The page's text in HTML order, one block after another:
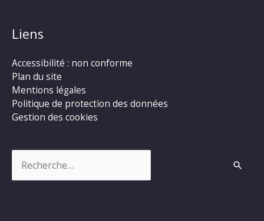
Liens
Accessibilité : non conforme
Plan du site
Mentions légales
Politique de protection des données
Gestion des cookies